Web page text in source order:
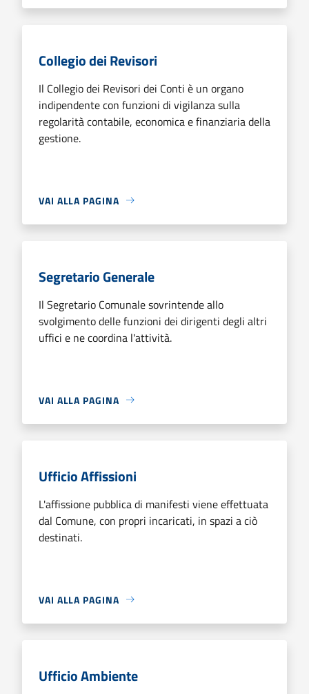
Collegio dei Revisori
Il Collegio dei Revisori dei Conti è un organo
indipendente con funzioni di vigilanza sulla
regolarità contabile, economica e finanziaria della
gestione.
VAI ALLA PAGINA
Segretario Generale
Il Segretario Comunale sovrintende allo
svolgimento delle funzioni dei dirigenti degli altri
uffici e ne coordina l'attività.
VAI ALLA PAGINA
Ufficio Affissioni
L'affissione pubblica di manifesti viene effettuata
dal Comune, con propri incaricati, in spazi a ciò
destinati.
VAI ALLA PAGINA
Ufficio Ambiente